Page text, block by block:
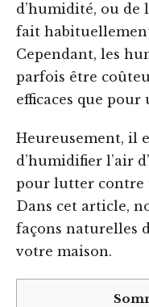
d’humidité, ou de
fait
Cependant, les
parfois être
efficaces que pour
Heureusement, il
d’humidifier l’air
pour lutter contre
Dans cet article,
façons naturelles
votre maison.